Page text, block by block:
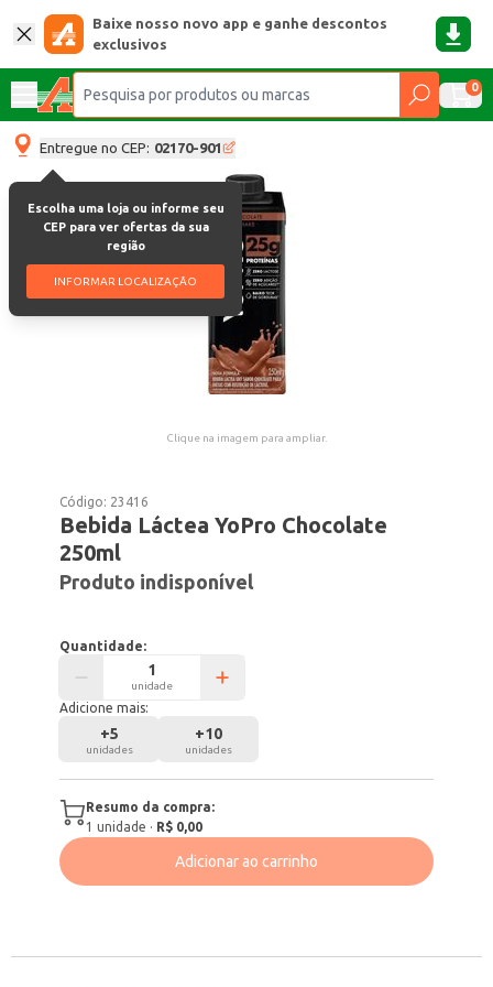
Baixe nosso novo app e ganhe descontos
exclusivos
0
Entregue no CEP: 02170-901
Escolha uma loja ou informe seu
CEP para ver ofertas da sua
região
INFORMAR LOCALIZAÇÃO
Clique na imagem para ampliar.
Código: 23416
Bebida Láctea YoPro Chocolate
250ml
Produto indisponível
Quantidade:
unidade
Adicione mais:
+5
unidades
+10
unidades
Resumo da compra:
1 unidade · R$ 0,00
Adicionar ao carrinho